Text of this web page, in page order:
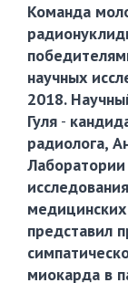
Команда
научных
2018.
Гуля -
радиолога,
представил
миокарда в